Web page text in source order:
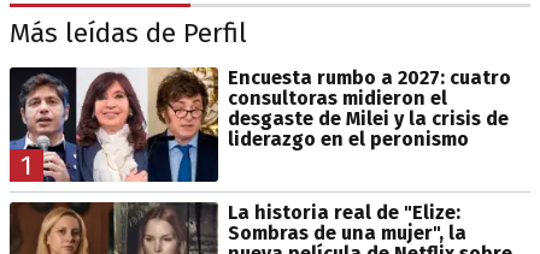
Más leídas de Perfil
1
Encuesta rumbo a 2027: cuatro
consultoras midieron el
desgaste de Milei y la crisis de
liderazgo en el peronismo
La historia real de "Elize:
Sombras de una mujer", la